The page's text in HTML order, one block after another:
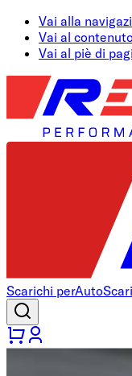
Vai alla
Vai al
Vai al piè di
Scarichi perAuto